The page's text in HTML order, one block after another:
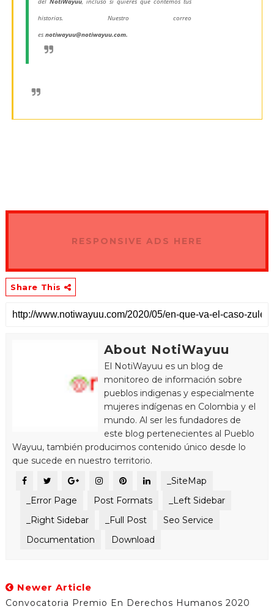
historias. Nuestro correo
es notiwayuu@notiwayuu.com.
RESPONSIVE ADS HERE
Share This
About NotiWayuu
El NotiWayuu es un blog de
monitoreo de información sobre
pueblos indigenas y especialmente
mujeres indígenas en Colombia y el
mundo. Al ser les fundadores de
este blog pertenecientes al Pueblo
Wayuu, también producimos contenido único desde lo
que sucede en nuestro territorio.
_SiteMap
_Error Page
Post Formats
_Left Sidebar
_Right Sidebar
_Full Post
Seo Service
Documentation
Download
Newer Article
Convocatoria Premio En Derechos Humanos 2020